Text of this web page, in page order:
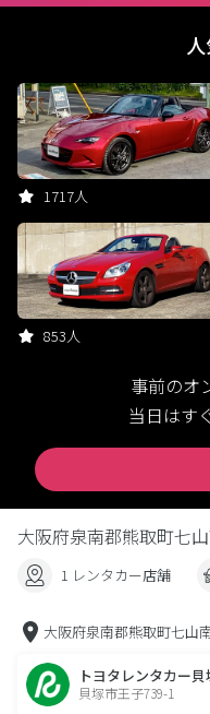
1717人
853人
事前のオ
当日はす
大阪府泉南郡熊取町七
1 レンタカー店舗
大阪府泉南郡熊取町七山
トヨタレンタカー貝
貝塚市王子739-1